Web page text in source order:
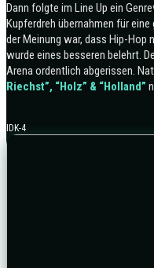
Dann folgte im Line Up ein
Kupferdreh übernahmen für
der Meinung war, dass Hip-Hop
wurde eines besseren belehrt.
Arena ordentlich abgerissen.
Riechst”, “Holz” & “Holland”
IDK-4